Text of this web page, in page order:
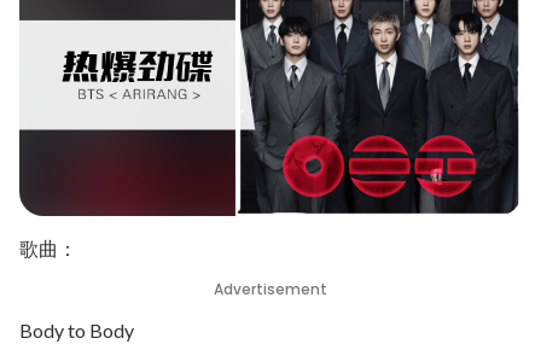
歌曲：
Advertisement
Body to Body